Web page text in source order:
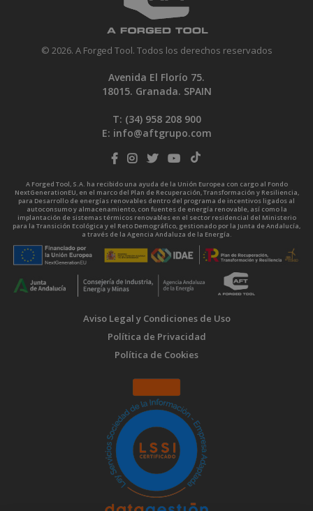
© 2026. A Forged Tool. Todos los derechos reservados
Avenida El Florío 75.
18015. Granada. SPAIN
T: (34) 958 208 900
E: info@aftgrupo.com
A Forged Tool, S.A. ha recibido una ayuda de la Unión Europea con cargo al Fondo
NextGenerationEU, en el marco del Plan de Recuperación, Transformación y Resiliencia,
para Desarrollo de energías renovables dentro del programa de incentivos ligados al
autoconsumo y almacenamiento, con fuentes de energía renovable, así como la
implantación de sistemas térmicos renovables en el sector residencial del Ministerio
para la Transición Ecológica y el Reto Demográfico, gestionado por la Junta de Andalucía,
a través de la Agencia Andaluza de la Energía.
Aviso Legal y Condiciones de Uso
Política de Privacidad
Política de Cookies